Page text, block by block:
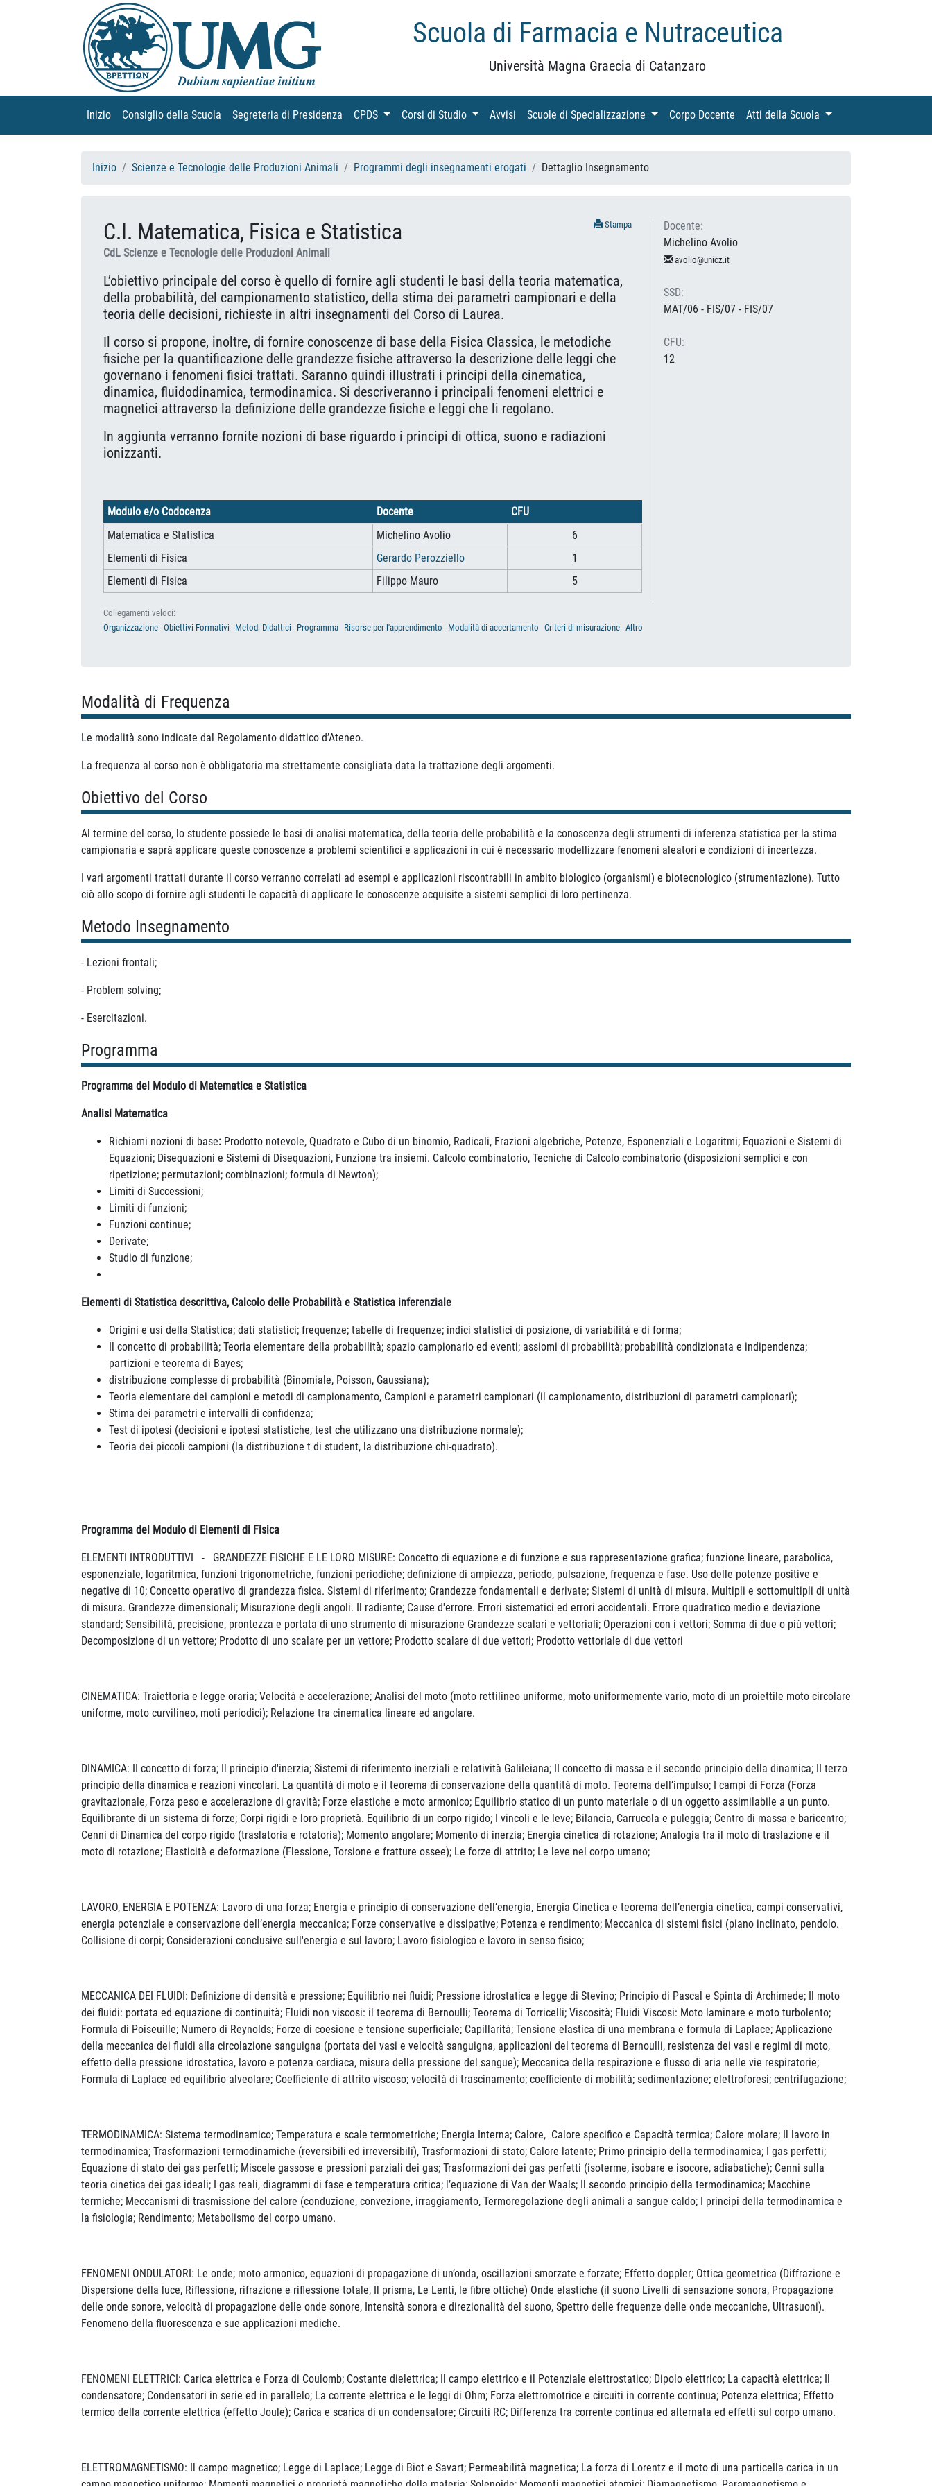
Scuola di Farmacia e Nutraceutica
Università Magna Graecia di Catanzaro
Inizio (current)
Consiglio della Scuola (current)
Segreteria di Presidenza (current)
CPDS (current)Corsi di Studio (current)
Avvisi (current)
Scuole di Specializzazione (current)Corpo Docente (current)
Atti della Scuola (current)
Inizio Scienze e Tecnologie delle Produzioni Animali Programmi degli insegnamenti erogati Dettaglio Insegnamento
Stampa
C.I. Matematica, Fisica e Statistica
CdL Scienze e Tecnologie delle Produzioni Animali
L’obiettivo principale del corso è quello di fornire agli studenti le basi della teoria matematica,
della probabilità, del campionamento statistico, della stima dei parametri campionari e della
teoria delle decisioni, richieste in altri insegnamenti del Corso di Laurea.
Il corso si propone, inoltre, di fornire conoscenze di base della Fisica Classica, le metodiche
fisiche per la quantificazione delle grandezze fisiche attraverso la descrizione delle leggi che
governano i fenomeni fisici trattati. Saranno quindi illustrati i principi della cinematica,
dinamica, fluidodinamica, termodinamica. Si descriveranno i principali fenomeni elettrici e
magnetici attraverso la definizione delle grandezze fisiche e leggi che li regolano.
In aggiunta verranno fornite nozioni di base riguardo i principi di ottica, suono e radiazioni
ionizzanti.
Modulo e/o Codocenza Docente
CFU
Matematica e Statistica
Michelino Avolio
6
Elementi di Fisica
Gerardo Perozziello
1
Elementi di Fisica
Filippo Mauro 5
Docente:
Michelino Avolio
avolio@unicz.it
SSD:
MAT/06 - FIS/07 - FIS/07
CFU:
12
Collegamenti veloci:
Organizzazione Obiettivi Formativi Metodi Didattici Programma Risorse per l'apprendimento Modalità di accertamento Criteri di misurazione Altro
Modalità di Frequenza
Le modalità sono indicate dal Regolamento didattico d’Ateneo.
La frequenza al corso non è obbligatoria ma strettamente consigliata data la trattazione degli argomenti.
Obiettivo del Corso
Al termine del corso, lo studente possiede le basi di analisi matematica, della teoria delle probabilità e la conoscenza degli strumenti di inferenza statistica per la stima
campionaria e saprà applicare queste conoscenze a problemi scientifici e applicazioni in cui è necessario modellizzare fenomeni aleatori e condizioni di incertezza.
I vari argomenti trattati durante il corso verranno correlati ad esempi e applicazioni riscontrabili in ambito biologico (organismi) e biotecnologico (strumentazione). Tutto
ciò allo scopo di fornire agli studenti le capacità di applicare le conoscenze acquisite a sistemi semplici di loro pertinenza.
Metodo Insegnamento
- Lezioni frontali;
- Problem solving;
- Esercitazioni.
Programma
Programma del Modulo di Matematica e Statistica
Analisi Matematica
Richiami nozioni di base: Prodotto notevole, Quadrato e Cubo di un binomio, Radicali, Frazioni algebriche, Potenze, Esponenziali e Logaritmi; Equazioni e Sistemi di
Equazioni; Disequazioni e Sistemi di Disequazioni, Funzione tra insiemi. Calcolo combinatorio, Tecniche di Calcolo combinatorio (disposizioni semplici e con
ripetizione; permutazioni; combinazioni; formula di Newton);
Limiti di Successioni;
Limiti di funzioni;
Funzioni continue;
Derivate;
Studio di funzione;
Elementi di Statistica descrittiva, Calcolo delle Probabilità e Statistica inferenziale
Origini e usi della Statistica; dati statistici; frequenze; tabelle di frequenze; indici statistici di posizione, di variabilità e di forma;
Il concetto di probabilità; Teoria elementare della probabilità; spazio campionario ed eventi; assiomi di probabilità; probabilità condizionata e indipendenza;
partizioni e teorema di Bayes;
distribuzione complesse di probabilità (Binomiale, Poisson, Gaussiana);
Teoria elementare dei campioni e metodi di campionamento, Campioni e parametri campionari (il campionamento, distribuzioni di parametri campionari);
Stima dei parametri e intervalli di confidenza;
Test di ipotesi (decisioni e ipotesi statistiche, test che utilizzano una distribuzione normale);
Teoria dei piccoli campioni (la distribuzione t di student, la distribuzione chi-quadrato).
Programma del Modulo di Elementi di Fisica
ELEMENTI INTRODUTTIVI - GRANDEZZE FISICHE E LE LORO MISURE: Concetto di equazione e di funzione e sua rappresentazione grafica; funzione lineare, parabolica,
esponenziale, logaritmica, funzioni trigonometriche, funzioni periodiche; definizione di ampiezza, periodo, pulsazione, frequenza e fase. Uso delle potenze positive e
negative di 10; Concetto operativo di grandezza fisica. Sistemi di riferimento; Grandezze fondamentali e derivate; Sistemi di unità di misura. Multipli e sottomultipli di unità
di misura. Grandezze dimensionali; Misurazione degli angoli. Il radiante; Cause d'errore. Errori sistematici ed errori accidentali. Errore quadratico medio e deviazione
standard; Sensibilità, precisione, prontezza e portata di uno strumento di misurazione Grandezze scalari e vettoriali; Operazioni con i vettori; Somma di due o più vettori;
Decomposizione di un vettore; Prodotto di uno scalare per un vettore; Prodotto scalare di due vettori; Prodotto vettoriale di due vettori
CINEMATICA: Traiettoria e legge oraria; Velocità e accelerazione; Analisi del moto (moto rettilineo uniforme, moto uniformemente vario, moto di un proiettile moto circolare
uniforme, moto curvilineo, moti periodici); Relazione tra cinematica lineare ed angolare.
DINAMICA: II concetto di forza; Il principio d'inerzia; Sistemi di riferimento inerziali e relatività Galileiana; II concetto di massa e il secondo principio della dinamica; II terzo
principio della dinamica e reazioni vincolari. La quantità di moto e il teorema di conservazione della quantità di moto. Teorema dell’impulso; I campi di Forza (Forza
gravitazionale, Forza peso e accelerazione di gravità; Forze elastiche e moto armonico; Equilibrio statico di un punto materiale o di un oggetto assimilabile a un punto.
Equilibrante di un sistema di forze; Corpi rigidi e loro proprietà. Equilibrio di un corpo rigido; I vincoli e le leve; Bilancia, Carrucola e puleggia; Centro di massa e baricentro;
Cenni di Dinamica del corpo rigido (traslatoria e rotatoria); Momento angolare; Momento di inerzia; Energia cinetica di rotazione; Analogia tra il moto di traslazione e il
moto di rotazione; Elasticità e deformazione (Flessione, Torsione e fratture ossee); Le forze di attrito; Le leve nel corpo umano;
LAVORO, ENERGIA E POTENZA: Lavoro di una forza; Energia e principio di conservazione dell’energia, Energia Cinetica e teorema dell’energia cinetica, campi conservativi,
energia potenziale e conservazione dell’energia meccanica; Forze conservative e dissipative; Potenza e rendimento; Meccanica di sistemi fisici (piano inclinato, pendolo.
Collisione di corpi; Considerazioni conclusive sull'energia e sul lavoro; Lavoro fisiologico e lavoro in senso fisico;
MECCANICA DEI FLUIDI: Definizione di densità e pressione; Equilibrio nei fluidi; Pressione idrostatica e legge di Stevino; Principio di Pascal e Spinta di Archimede; Il moto
dei fluidi: portata ed equazione di continuità; Fluidi non viscosi: il teorema di Bernoulli; Teorema di Torricelli; Viscosità; Fluidi Viscosi: Moto laminare e moto turbolento;
Formula di Poiseuille; Numero di Reynolds; Forze di coesione e tensione superficiale; Capillarità; Tensione elastica di una membrana e formula di Laplace; Applicazione
della meccanica dei fluidi alla circolazione sanguigna (portata dei vasi e velocità sanguigna, applicazioni del teorema di Bernoulli, resistenza dei vasi e regimi di moto,
effetto della pressione idrostatica, lavoro e potenza cardiaca, misura della pressione del sangue); Meccanica della respirazione e flusso di aria nelle vie respiratorie;
Formula di Laplace ed equilibrio alveolare; Coefficiente di attrito viscoso; velocità di trascinamento; coefficiente di mobilità; sedimentazione; elettroforesi; centrifugazione;
TERMODINAMICA: Sistema termodinamico; Temperatura e scale termometriche; Energia Interna; Calore, Calore specifico e Capacità termica; Calore molare; Il lavoro in
termodinamica; Trasformazioni termodinamiche (reversibili ed irreversibili), Trasformazioni di stato; Calore latente; Primo principio della termodinamica; I gas perfetti;
Equazione di stato dei gas perfetti; Miscele gassose e pressioni parziali dei gas; Trasformazioni dei gas perfetti (isoterme, isobare e isocore, adiabatiche); Cenni sulla
teoria cinetica dei gas ideali; I gas reali, diagrammi di fase e temperatura critica; l’equazione di Van der Waals; Il secondo principio della termodinamica; Macchine
termiche; Meccanismi di trasmissione del calore (conduzione, convezione, irraggiamento, Termoregolazione degli animali a sangue caldo; I principi della termodinamica e
la fisiologia; Rendimento; Metabolismo del corpo umano.
FENOMENI ONDULATORI: Le onde; moto armonico, equazioni di propagazione di un’onda, oscillazioni smorzate e forzate; Effetto doppler; Ottica geometrica (Diffrazione e
Dispersione della luce, Riflessione, rifrazione e riflessione totale, Il prisma, Le Lenti, le fibre ottiche) Onde elastiche (il suono Livelli di sensazione sonora, Propagazione
delle onde sonore, velocità di propagazione delle onde sonore, Intensità sonora e direzionalità del suono, Spettro delle frequenze delle onde meccaniche, Ultrasuoni).
Fenomeno della fluorescenza e sue applicazioni mediche.
FENOMENI ELETTRICI: Carica elettrica e Forza di Coulomb; Costante dielettrica; Il campo elettrico e il Potenziale elettrostatico; Dipolo elettrico; La capacità elettrica; Il
condensatore; Condensatori in serie ed in parallelo; La corrente elettrica e le leggi di Ohm; Forza elettromotrice e circuiti in corrente continua; Potenza elettrica; Effetto
termico della corrente elettrica (effetto Joule); Carica e scarica di un condensatore; Circuiti RC; Differenza tra corrente continua ed alternata ed effetti sul corpo umano.
ELETTROMAGNETISMO: Il campo magnetico; Legge di Laplace; Legge di Biot e Savart; Permeabilità magnetica; La forza di Lorentz e il moto di una particella carica in un